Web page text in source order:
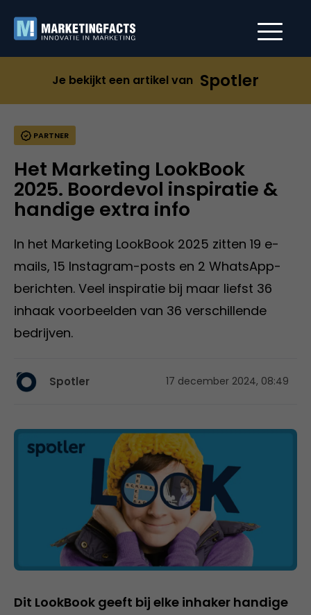
Je bekijkt een artikel van Spotler
PARTNER
Het Marketing LookBook
2025. Boordevol inspiratie &
handige extra info
In het Marketing LookBook 2025 zitten 19 e-
mails, 15 Instagram-posts en 2 WhatsApp-
berichten. Veel inspiratie bij maar liefst 36
inhaak voorbeelden van 36 verschillende
bedrijven.
Spotler 17 december 2024, 08:49
Dit LookBook geeft bij elke inhaker handige